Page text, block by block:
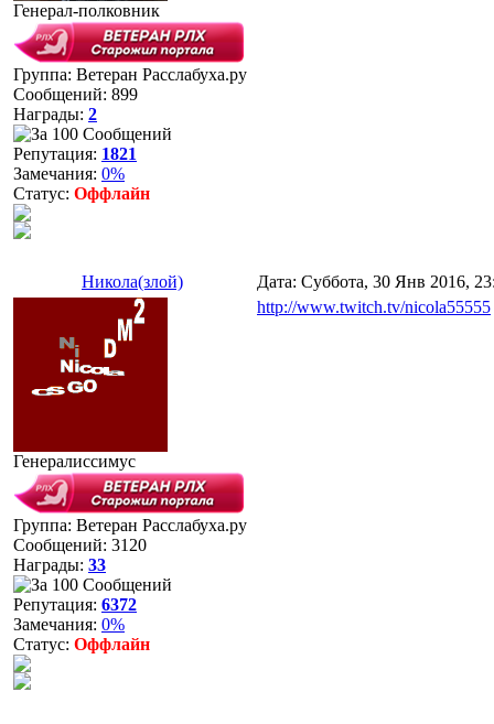
Генерал-полковник
Группа: Ветеран Расслабуха.ру
Сообщений: 899
Награды: 2
Репутация: 1821
Замечания: 0%
Статус: Оффлайн
Никола(злой) Дата: Суббота, 30 Янв 2016,
Генералиссимус
Группа: Ветеран Расслабуха.ру
Сообщений: 3120
Награды: 33
Репутация: 6372
Замечания: 0%
Статус: Оффлайн
http://www.twitch.tv/nicola55555